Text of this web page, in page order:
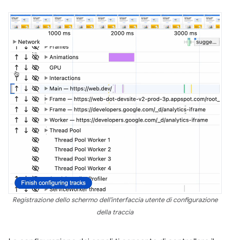
Registrazione dello schermo dell'interfaccia utente di configurazione
della traccia